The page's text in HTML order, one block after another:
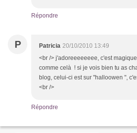
Répondre
P Patricia 20/10/2010 13:49
<br /> j'adoreeeeeeee, c'est
comme celà ! si je vois bien tu as
blog, celui-ci est sur "halloowen ",
<br />
Répondre